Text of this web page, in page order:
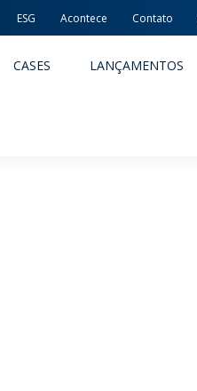
ESG Acontece Contato
CASES LANÇAMENTOS